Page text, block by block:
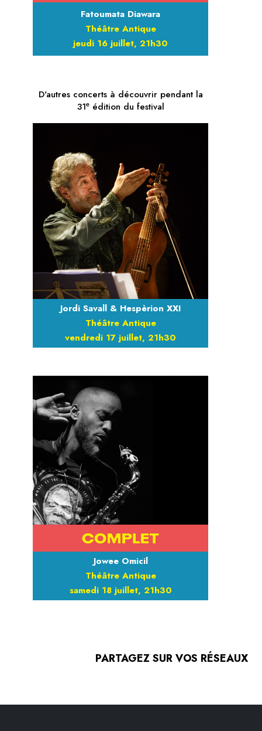
Fatoumata Diawara
Théâtre Antique
jeudi 16 juillet, 21h30
D'autres concerts à découvrir pendant la
31ᵉ édition du festival
Jordi Savall & Hespèrion XXI
Théâtre Antique
vendredi 17 juillet, 21h30
Jowee Omicil
Théâtre Antique
samedi 18 juillet, 21h30
PARTAGEZ SUR VOS RÉSEAUX